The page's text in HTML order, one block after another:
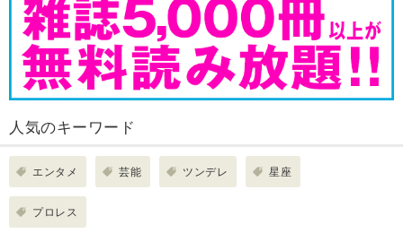
人気のキーワード
エンタメ 芸能 ツンデレ 星座
プロレス